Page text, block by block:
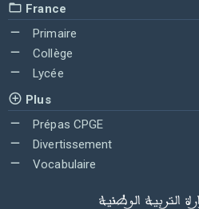
France
Primaire
Collège
Lycée
Plus
Prépas CPGE
Divertissement
Vocabulaire